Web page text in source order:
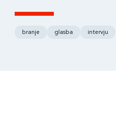
branje glasba intervju